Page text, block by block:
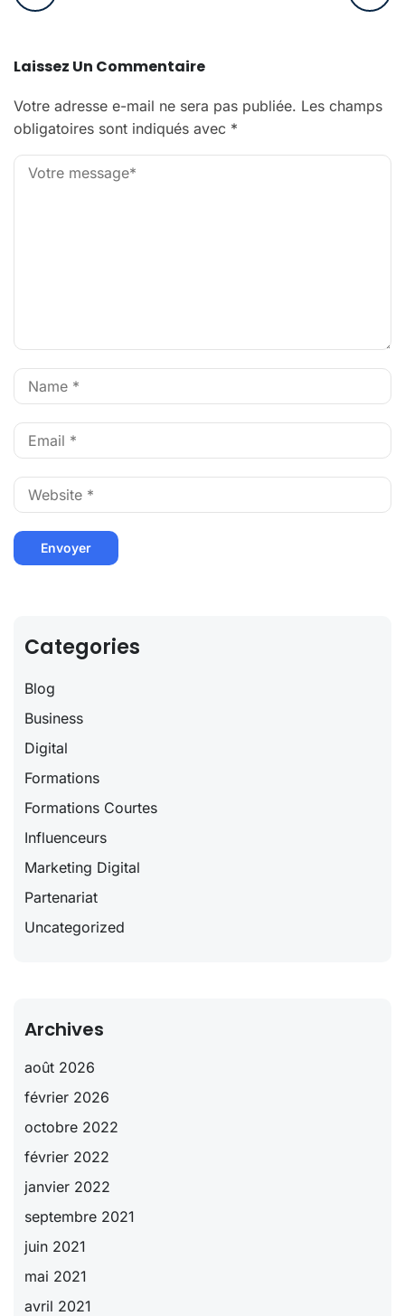
Laissez Un Commentaire
Votre adresse e-mail ne sera pas publiée. Les champs
obligatoires sont indiqués avec *
Categories
Blog
Business
Digital
Formations
Formations Courtes
Influenceurs
Marketing Digital
Partenariat
Uncategorized
Archives
août 2026
février 2026
octobre 2022
février 2022
janvier 2022
septembre 2021
juin 2021
mai 2021
avril 2021